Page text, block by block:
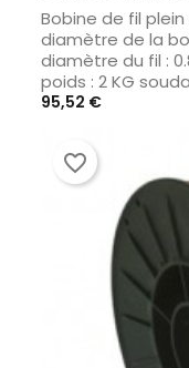
Bobine de fil plein
diamètre de la
diamètre du fil :
poids : 2 KG
Prix
95,52 €
favorite_border